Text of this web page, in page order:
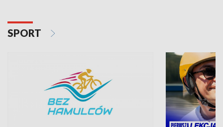
SPORT